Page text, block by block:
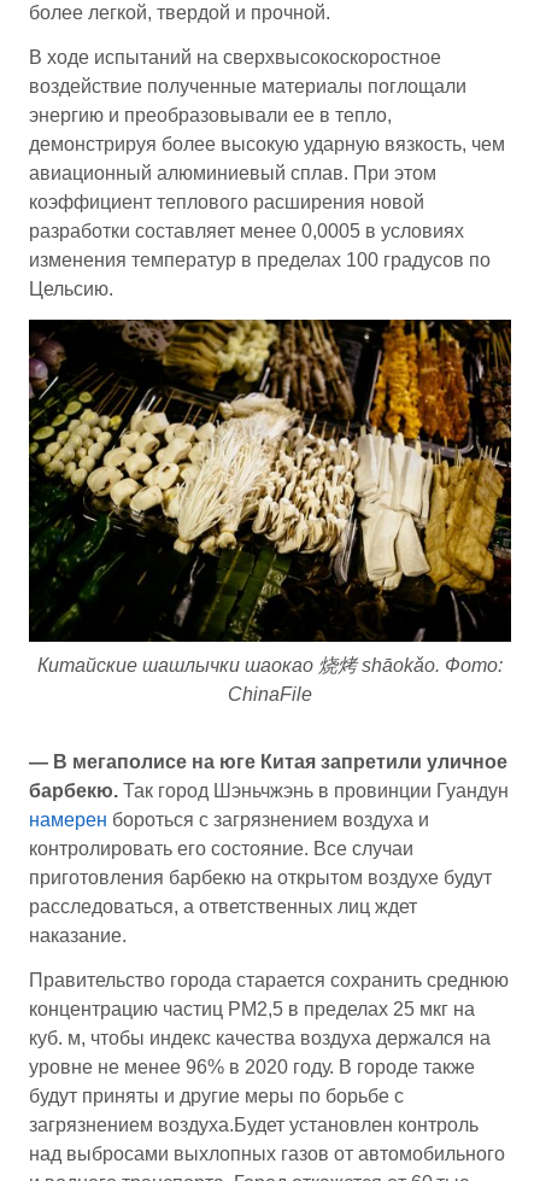
более легкой, твердой и прочной.
В ходе испытаний на сверхвысокоскоростное
воздействие полученные материалы поглощали
энергию и преобразовывали ее в тепло,
демонстрируя более высокую ударную вязкость, чем
авиационный алюминиевый сплав. При этом
коэффициент теплового расширения новой
разработки составляет менее 0,0005 в условиях
изменения температур в пределах 100 градусов по
Цельсию.
Китайские шашлычки шаокао 烧烤 shāokǎo. Фото:
ChinaFile
— В мегаполисе на юге Китая запретили уличное
барбекю. Так город Шэньчжэнь в провинции Гуандун
намерен бороться с загрязнением воздуха и
контролировать его состояние. Все случаи
приготовления барбекю на открытом воздухе будут
расследоваться, а ответственных лиц ждет
наказание.
Правительство города старается сохранить среднюю
концентрацию частиц PM2,5 в пределах 25 мкг на
куб. м, чтобы индекс качества воздуха держался на
уровне не менее 96% в 2020 году. В городе также
будут приняты и другие меры по борьбе с
загрязнением воздуха.Будет установлен контроль
над выбросами выхлопных газов от автомобильного